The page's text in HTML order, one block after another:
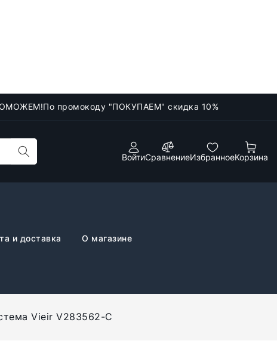
По промокоду "ПОКУПАЕМ" скидка 10%
ВойтиСравнениеИзбранноеКорзина
и доставка О магазине
Vieir V283562-C